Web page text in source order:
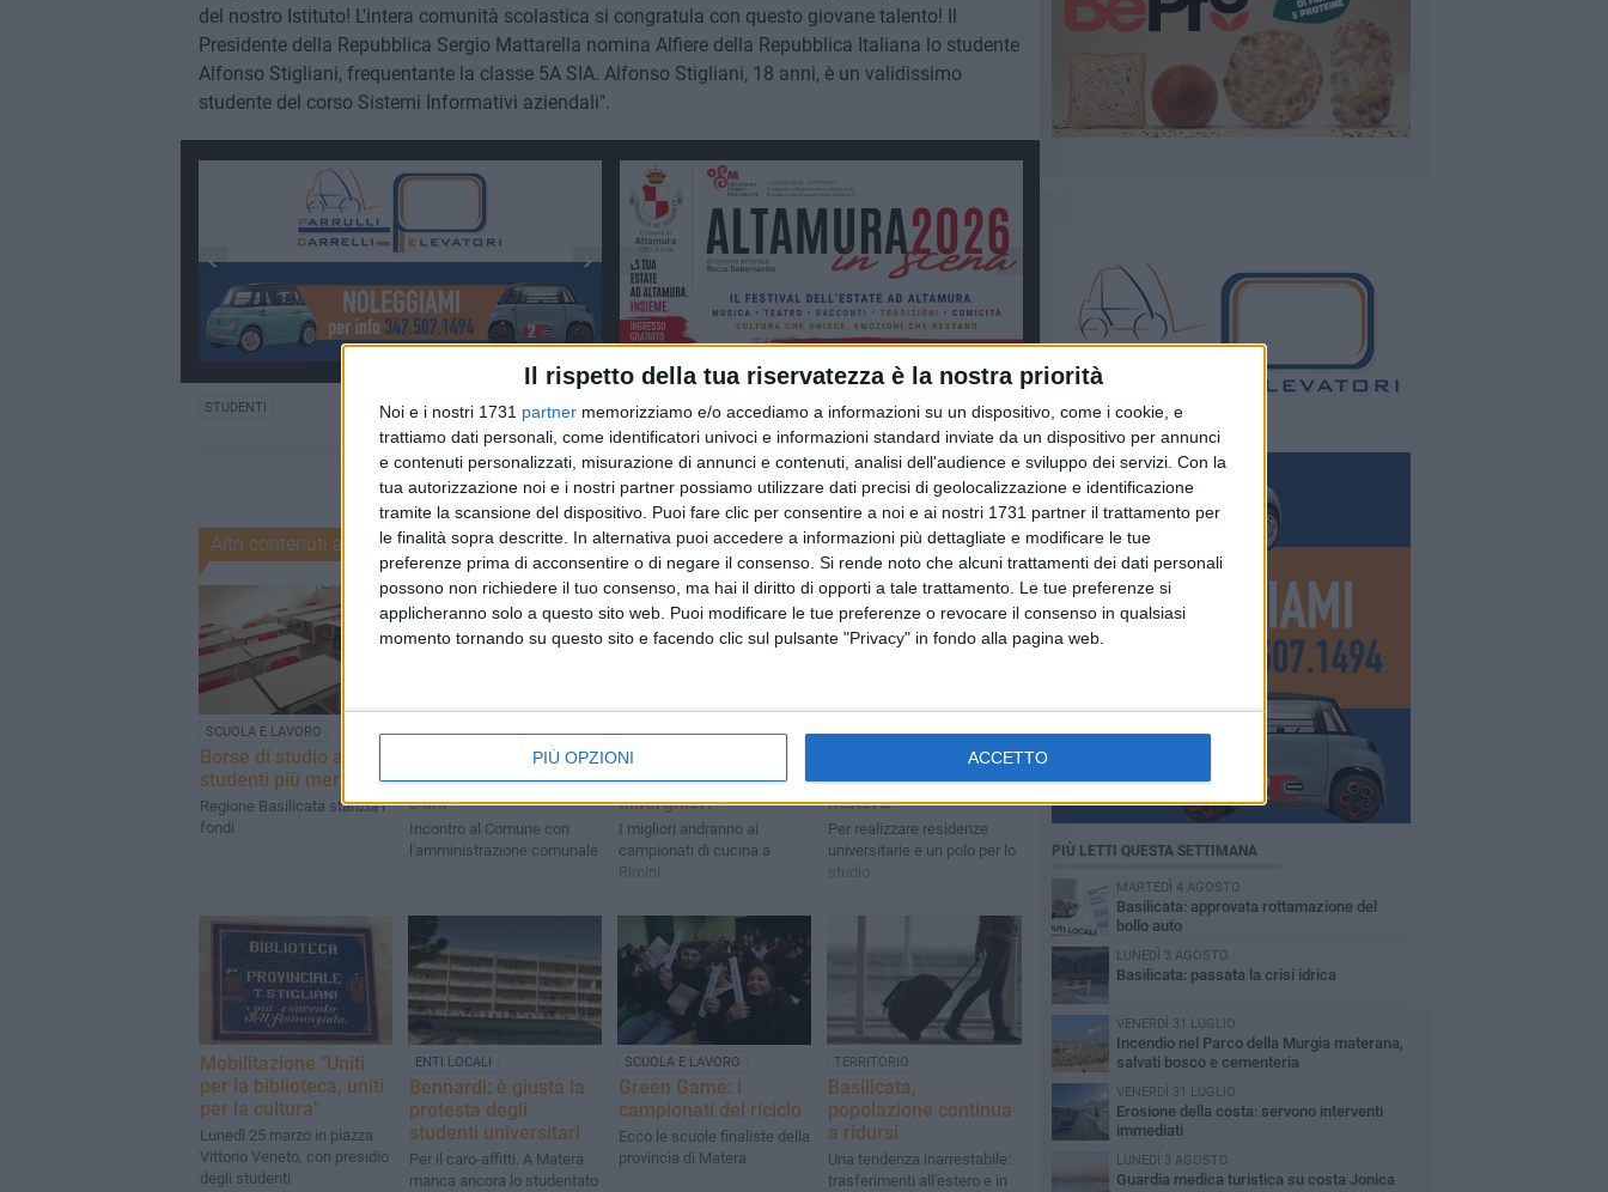
Il rispetto della tua riservatezza è la nostra priorità
Noi e i nostri 1731 partner memorizziamo e/o accediamo a informazioni su un dispositivo, come i cookie, e
trattiamo dati personali, come identificatori univoci e informazioni standard inviate da un dispositivo per annunci
e contenuti personalizzati, misurazione di annunci e contenuti, analisi dell'audience e sviluppo dei servizi. Con la
tua autorizzazione noi e i nostri partner possiamo utilizzare dati precisi di geolocalizzazione e identificazione
tramite la scansione del dispositivo. Puoi fare clic per consentire a noi e ai nostri 1731 partner il trattamento per
le finalità sopra descritte. In alternativa puoi accedere a informazioni più dettagliate e modificare le tue
preferenze prima di acconsentire o di negare il consenso. Si rende noto che alcuni trattamenti dei dati personali
possono non richiedere il tuo consenso, ma hai il diritto di opporti a tale trattamento. Le tue preferenze si
applicheranno solo a questo sito web. Puoi modificare le tue preferenze o revocare il consenso in qualsiasi
momento tornando su questo sito e facendo clic sul pulsante "Privacy" in fondo alla pagina web.
PIÙ OPZIONI ACCETTO
del nostro Istituto! L'intera comunità scolastica si congratula con questo giovane talento! Il
Presidente della Repubblica Sergio Mattarella nomina Alfiere della Repubblica Italiana lo studente
Alfonso Stigliani, frequentante la classe 5A SIA. Alfonso Stigliani, 18 anni, è un validissimo
studente del corso Sistemi Informativi aziendali".
STUDENTI
Altri contenuti a tema
SCUOLA E LAVORO
Borse di studio agli
studenti più meritevoli
Regione Basilicata stanzia i
fondi
SCUOLA E LAVORO
Premiati studenti dei
licei Dante Alighieri e
Duni
Incontro al Comune con
l'amministrazione comunale
SCUOLA E LAVORO
Concorso per studenti
degli istituti
alberghieri
I migliori andranno ai
campionati di cucina a
Rimini
SCUOLA E LAVORO
Consegna dei lavori
per lo "studentato" di
Matera
Per realizzare residenze
universitarie e un polo per lo
studio
Mobilitazione "Uniti
per la biblioteca, uniti
per la cultura"
Lunedì 25 marzo in piazza
Vittorio Veneto, con presidio
degli studenti
ENTI LOCALI
Bennardi: è giusta la
protesta degli
studenti universitari
Per il caro-affitti. A Matera
manca ancora lo studentato
SCUOLA E LAVORO
Green Game: i
campionati del riciclo
Ecco le scuole finaliste della
provincia di Matera
TERRITORIO
Basilicata,
popolazione continua
a ridursi
Una tendenza inarrestabile:
trasferimenti all'estero e in
PIÙ LETTI QUESTA SETTIMANA
MARTEDÌ 4 AGOSTO
Basilicata: approvata rottamazione del
bollo auto
LUNEDÌ 3 AGOSTO
Basilicata: passata la crisi idrica
VENERDÌ 31 LUGLIO
Incendio nel Parco della Murgia materana,
salvati bosco e cementeria
VENERDÌ 31 LUGLIO
Erosione della costa: servono interventi
immediati
LUNEDÌ 3 AGOSTO
Guardia medica turistica su costa Jonica